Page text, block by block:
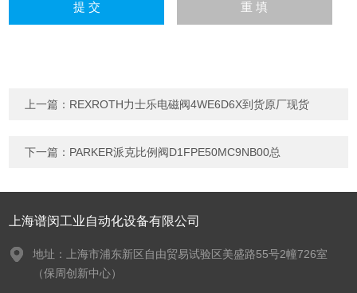
上一篇： REXROTH力士乐电磁阀4WE6D6X到货原厂现货
下一篇： PARKER派克比例阀D1FPE50MC9NB00总
上海谱闵工业自动化设备有限公司
地址：上海市浦东新区自由贸易试验区美盛路55号2幢726室
（保周创新中心）